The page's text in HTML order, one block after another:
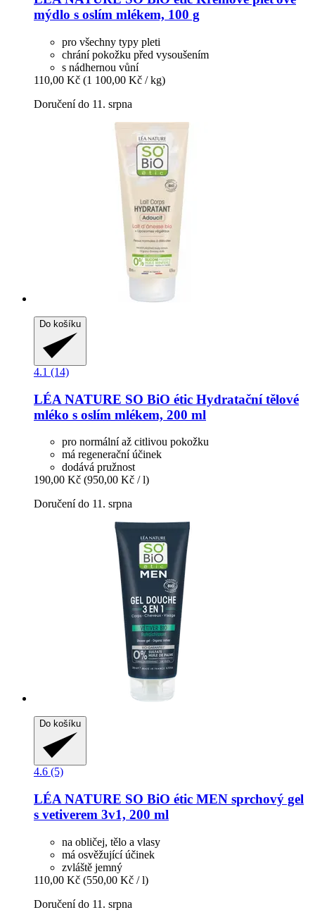
mýdlo s oslím mlékem, 100 g
pro všechny typy pleti
chrání pokožku před vysoušením
s nádhernou vůní
110,00 Kč (1 100,00 Kč / kg)
Doručení do 11. srpna
Do košíku
4.1 (14)
LÉA NATURE SO BiO étic Hydratační tělové
mléko s oslím mlékem, 200 ml
pro normální až citlivou pokožku
má regenerační účinek
dodává pružnost
190,00 Kč (950,00 Kč / l)
Doručení do 11. srpna
Do košíku
4.6 (5)
LÉA NATURE SO BiO étic MEN sprchový gel
s vetiverem 3v1, 200 ml
na obličej, tělo a vlasy
má osvěžující účinek
zvláště jemný
110,00 Kč (550,00 Kč / l)
Doručení do 11. srpna